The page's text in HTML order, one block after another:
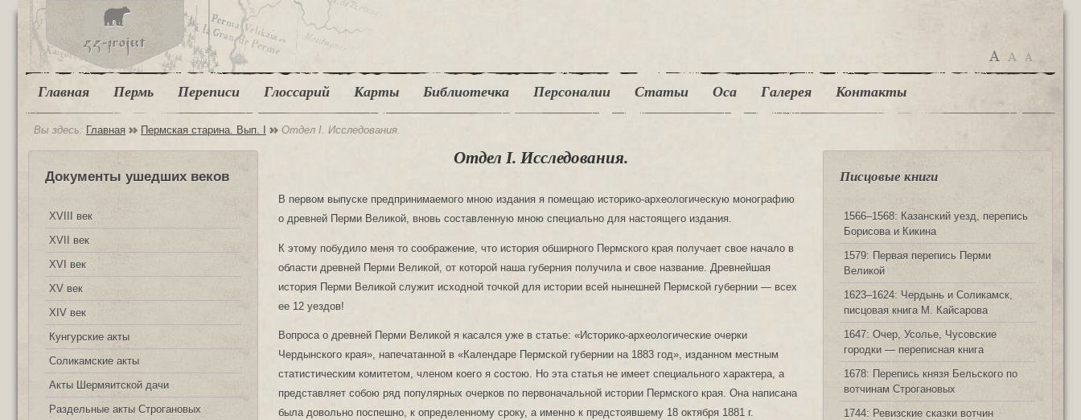
Главная Пермь Переписи Глоссарий Карты Библиотечка Персоналии Статьи Оса Галерея Контакты
Вы здесь: Главная Пермская старина. Вып. I Отдел I. Исследования.
Документы ушедших веков
XVIII век
XVII век
XVI век
XV век
XIV век
Кунгурские акты
Соликамские акты
Акты Шермяитской дачи
Раздельные акты Строгановых
Отдел I. Исследования.
В первом выпуске предпринимаемого мною издания я помещаю историко-археологическую монографию
о древней Перми Великой, вновь составленную мною специально для настоящего издания.
К этому побудило меня то соображение, что история обширного Пермского края получает свое начало в
области древней Перми Великой, от которой наша губерния получила и свое название. Древнейшая
история Перми Великой служит исходной точкой для истории всей нынешней Пермской губернии — всех
ее 12 уездов!
Вопроса о древней Перми Великой я касался уже в статье: «Историко-археологические очерки
Чердынского края», напечатанной в «Календаре Пермской губернии на 1883 год», изданном местным
статистическим комитетом, членом коего я состою. Но эта статья не имеет специального характера, а
представляет собою ряд популярных очерков по первоначальной истории Пермского края. Она написана
была довольно поспешно, к определенному сроку, а именно к предстоявшему 18 октября 1881 г.
Писцовые книги
1566‒1568: Казанский уезд, перепись
Борисова и Кикина
1579: Первая перепись Перми
Великой
1623‒1624: Чердынь и Соликамск,
писцовая книга М. Кайсарова
1647: Очер, Усолье, Чусовские
городки — переписная книга
1678: Перепись князя Бельского по
вотчинам Строгановых
1744: Ревизские сказки вотчин